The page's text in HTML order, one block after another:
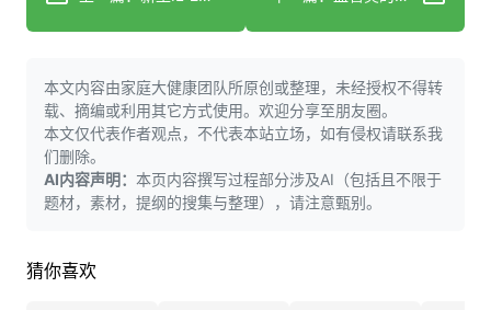
本文内容由家庭大健康团队所原创或整理，未经授权不得转
载、摘编或利用其它方式使用。欢迎分享至朋友圈。
本文仅代表作者观点，不代表本站立场，如有侵权请联系我
们删除。
AI内容声明： 本页内容撰写过程部分涉及AI（包括且不限于
题材，素材，提纲的搜集与整理），请注意甄别。
猜你喜欢